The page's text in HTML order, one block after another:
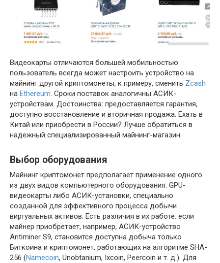
Видеокарты отличаются большей мобильностью:
пользователь всегда может настроить устройство на
майнинг другой криптомонеты, к примеру, сменить Zcash
на Ethereum. Сроки поставок аналогичны АСИК-
устройствам. Достоинства: предоставляется гарантия,
доступно восстановление и вторичная продажа. Ехать в
Китай или приобрести в России? Лучше обратиться в
надежный специализированный майнинг-магазин.
Выбор оборудования
Майнинг криптомонет предполагает применение одного
из двух видов компьютерного оборудования: GPU-
видеокарты либо АСИК-установки, специально
созданной для эффективного процесса добычи
виртуальных активов. Есть различия в их работе: если
майнер приобретает, например, АСИК-устройство
Antiminer S9, становится доступна добыча только
Биткоина и криптомонет, работающих на алгоритме SHA-
256 (Namecoin, Unobtanium, Ixcoin, Peercoin и т. д.). Для